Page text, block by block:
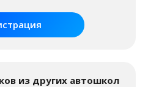
из других автошкол